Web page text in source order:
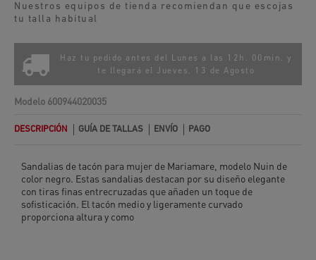
Nuestros equipos de tienda recomiendan que escojas
tu talla habitual
Haz tu pedido antes del Lunes a las 12h. 00min. y
te llegará el Jueves, 13 de Agosto
Modelo 600944020035
DESCRIPCIÓN GUÍA DE TALLAS ENVÍO PAGO
Sandalias de tacón para mujer de Mariamare, modelo Nuin de
color negro. Estas sandalias destacan por su diseño elegante
con tiras finas entrecruzadas que añaden un toque de
sofisticación. El tacón medio y ligeramente curvado
proporciona altura y como